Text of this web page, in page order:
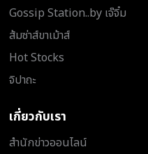
Gossip Station..by เจ๊จิ๋ม
ส้มซ่าส์ขาเม้าส์
Hot Stocks
จิปาถะ
เกี่ยวกับเรา
สำนักข่าวออนไลน์